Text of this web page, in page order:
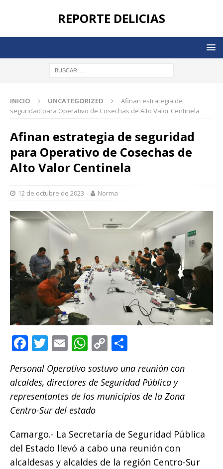
REPORTE DELICIAS
INICIO UNCATEGORIZED
Afinan estrategia de
seguridad para Operativo de Cosechas de Alto Valor Centinela
Afinan estrategia de seguridad
para Operativo de Cosechas de
Alto Valor Centinela
12 de octubre de 2023 Norma
F
c
e
b
o
k
T
it
te
r
E
ai
l
W
at
s
A
p
C
p
y
Li
k
m
p
ar
r
Personal Operativo sostuvo una reunión con
alcaldes, directores de Seguridad Pública y
representantes de los municipios de la Zona
Centro-Sur del estado
Camargo.- La Secretaría de Seguridad Pública
del Estado llevó a cabo una reunión con
alcaldesas y alcaldes de la región Centro-Sur